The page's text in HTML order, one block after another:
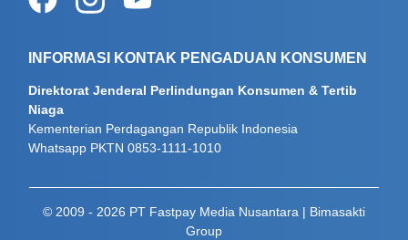
INFORMASI KONTAK PENGADUAN KONSUMEN
Direktorat Jenderal Perlindungan Konsumen & Tertib
Niaga
Kementerian Perdagangan Republik Indonesia
Whatsapp PKTN 0853-1111-1010
© 2009 - 2026 PT Fastpay Media Nusantara | Bimasakti
Group